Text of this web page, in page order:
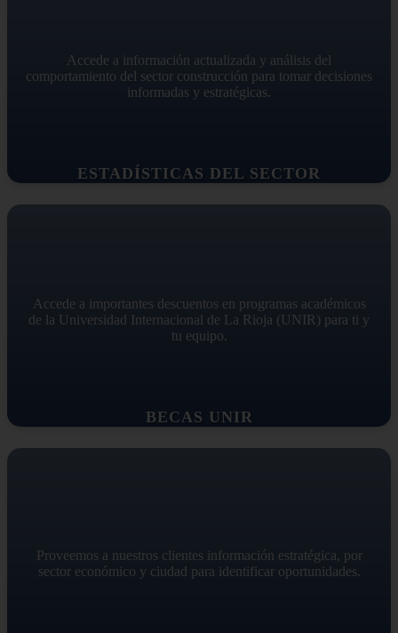
ESTADÍSTICAS DEL SECTOR
Accede a información actualizada y análisis del
comportamiento del sector construcción para tomar decisiones
informadas y estratégicas.
BECAS UNIR
Accede a importantes descuentos en programas académicos
de la Universidad Internacional de La Rioja (UNIR) para ti y
tu equipo.
Proveemos a nuestros clientes información estratégica, por
sector económico y ciudad para identificar oportunidades.